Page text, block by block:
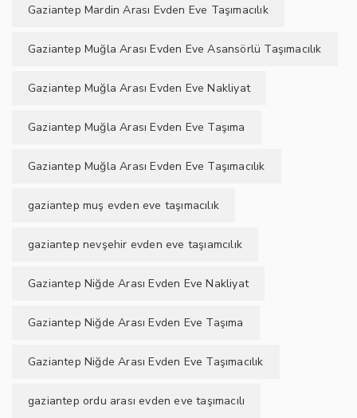
Gaziantep Mardin Arası Evden Eve Taşımacılık
Gaziantep Muğla Arası Evden Eve Asansörlü Taşımacılık
Gaziantep Muğla Arası Evden Eve Nakliyat
Gaziantep Muğla Arası Evden Eve Taşıma
Gaziantep Muğla Arası Evden Eve Taşımacılık
gaziantep muş evden eve taşımacılık
gaziantep nevşehir evden eve taşıamcılık
Gaziantep Niğde Arası Evden Eve Nakliyat
Gaziantep Niğde Arası Evden Eve Taşıma
Gaziantep Niğde Arası Evden Eve Taşımacılık
gaziantep ordu arası evden eve taşımacılı